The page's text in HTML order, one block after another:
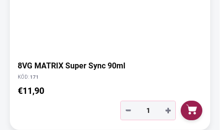
8VG MATRIX Super Sync 90ml
KÓD:171
€11,90
+
−